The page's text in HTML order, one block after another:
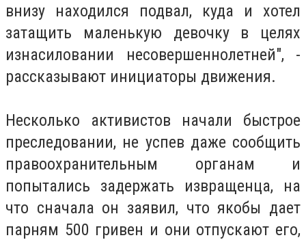
внизу находился подвал, куда и хотел
затащить маленькую девочку в целях
изнасиловании несовершеннолетней", -
рассказывают инициаторы движения.
Несколько активистов начали быстрое
преследовании, не успев даже сообщить
правоохранительным органам и
попытались задержать извращенца, на
что сначала он заявил, что якобы дает
парням 500 гривен и они отпускают его,